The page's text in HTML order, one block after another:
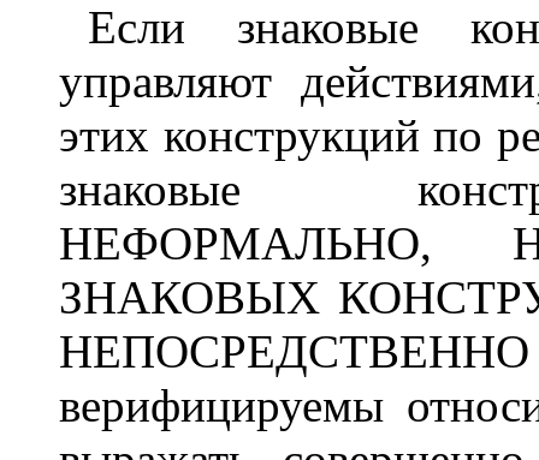
Если знаковые
управляют
этих конструкций по
знаковые
НЕФОРМАЛЬНО,
ЗНАКОВЫХ
верифицируемы